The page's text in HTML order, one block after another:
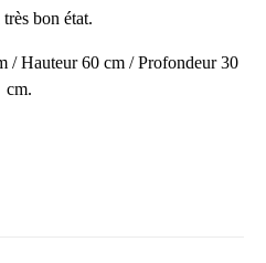
bon état.
/ Hauteur 60 cm / Profondeur 30
cm.